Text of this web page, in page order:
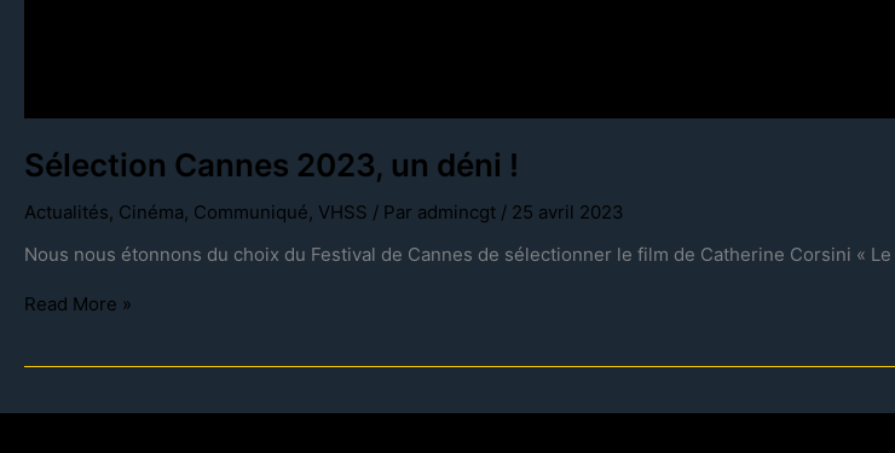
Sélection Cannes 2023, un déni !
Actualités, Cinéma, Communiqué, VHSS / Par admincgt / 25 avril 2023
Nous nous étonnons du choix du Festival de Cannes de sélectionner le film de Catherine Corsini «
Read More »